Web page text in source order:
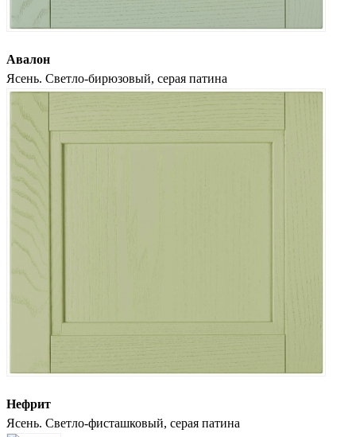
Авалон
Ясень. Светло-бирюзовый, серая патина
Нефрит
Ясень. Светло-фисташковый, серая патина